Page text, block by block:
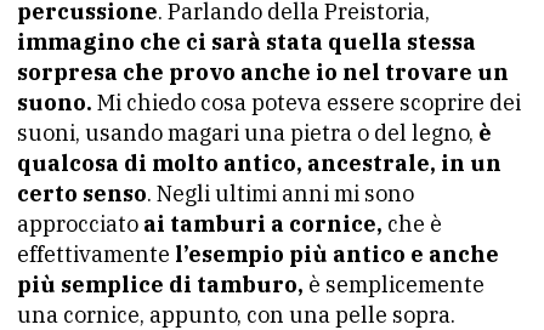
percussione. Parlando della Preistoria,
immagino che ci sarà stata quella stessa
sorpresa che provo anche io nel trovare un
suono. Mi chiedo cosa poteva essere scoprire dei
suoni, usando magari una pietra o del legno, è
qualcosa di molto antico, ancestrale, in un
certo senso. Negli ultimi anni mi sono
approcciato ai tamburi a cornice, che è
effettivamente l’esempio più antico e anche
più semplice di tamburo, è semplicemente
una cornice, appunto, con una pelle sopra.